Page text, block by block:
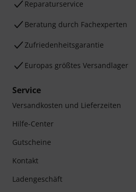
Reparaturservice
Beratung durch Fachexperten
Zufriedenheitsgarantie
Europas größtes Versandlager
Service
Versandkosten und Lieferzeiten
Hilfe-Center
Gutscheine
Kontakt
Ladengeschäft